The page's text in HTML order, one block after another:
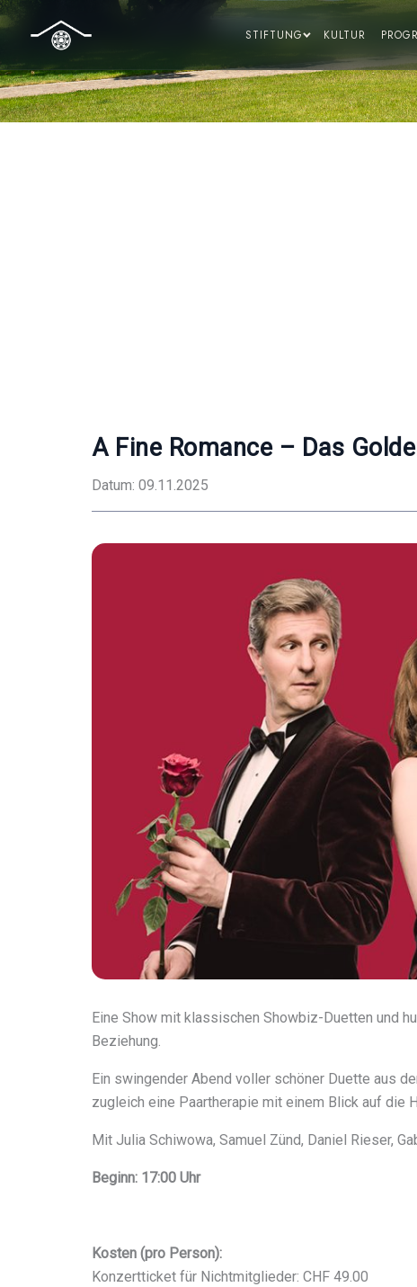
Zum
Inhalt
STIFTUNG KULTUR
A Fine Romance – Das
Datum: 09.11.2025
Eine Show mit klassischen Showbiz-Duetten und
Beziehung.
Ein swingender Abend voller schöner Duette aus
zugleich eine Paartherapie mit einem Blick auf die
Mit Julia Schiwowa, Samuel Zünd, Daniel Rieser,
Beginn: 17:00 Uhr
Kosten (pro Person):
Konzertticket für Nichtmitglieder: CHF 49.00